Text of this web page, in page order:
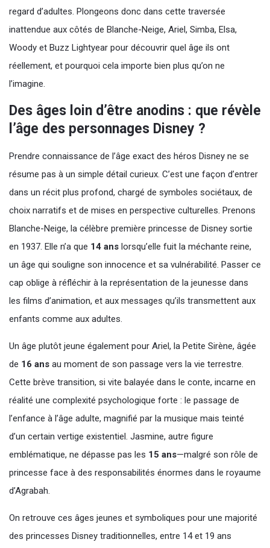
regard d’adultes. Plongeons donc dans cette traversée
inattendue aux côtés de Blanche-Neige, Ariel, Simba, Elsa,
Woody et Buzz Lightyear pour découvrir quel âge ils ont
réellement, et pourquoi cela importe bien plus qu’on ne
l’imagine.
Des âges loin d’être anodins : que révèle
l’âge des personnages Disney ?
Prendre connaissance de l’âge exact des héros Disney ne se
résume pas à un simple détail curieux. C’est une façon d’entrer
dans un récit plus profond, chargé de symboles sociétaux, de
choix narratifs et de mises en perspective culturelles. Prenons
Blanche-Neige, la célèbre première princesse de Disney sortie
en 1937. Elle n’a que 14 ans lorsqu’elle fuit la méchante reine,
un âge qui souligne son innocence et sa vulnérabilité. Passer ce
cap oblige à réfléchir à la représentation de la jeunesse dans
les films d’animation, et aux messages qu’ils transmettent aux
enfants comme aux adultes.
Un âge plutôt jeune également pour Ariel, la Petite Sirène, âgée
de 16 ans au moment de son passage vers la vie terrestre.
Cette brève transition, si vite balayée dans le conte, incarne en
réalité une complexité psychologique forte : le passage de
l’enfance à l’âge adulte, magnifié par la musique mais teinté
d’un certain vertige existentiel. Jasmine, autre figure
emblématique, ne dépasse pas les 15 ans—malgré son rôle de
princesse face à des responsabilités énormes dans le royaume
d’Agrabah.
On retrouve ces âges jeunes et symboliques pour une majorité
des princesses Disney traditionnelles, entre 14 et 19 ans